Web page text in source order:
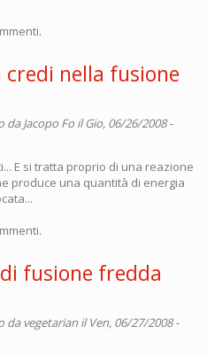
nella fusione
daJacopo Fo il Gio, 06/26/2008 -
E si tratta proprio di una reazione
produce una quantità di energia
fusione fredda
davegetarian il Ven, 06/27/2008 -